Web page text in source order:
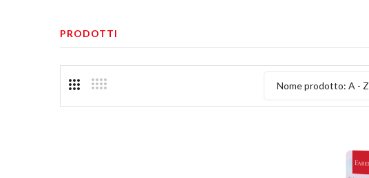
PRODOTTI
Nome prodotto: A - Z